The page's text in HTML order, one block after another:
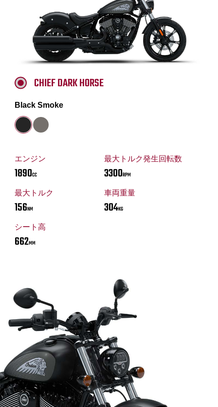
エンジン
1890CC
最大トルク発生回転数
3300RPM
最大トルク
156NM
車両重量
304KG
シート高
662MM
CHIEF DARK HORSE
Black Smoke